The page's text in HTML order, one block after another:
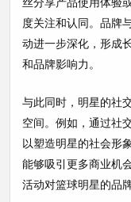
度关注和认同。品牌
动进一步深化，形成
和品牌影响力。
与此同时，明星的社
空间。例如，通过社
以塑造明星的社会形
能够吸引更多商业机
活动对篮球明星的品